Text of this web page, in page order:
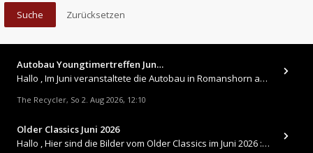
Autobau Youngtimertreffen Jun…
Hallo , Im Juni veranstaltete die Autobau in Romanshorn auf ihrem Gelände ein kleines Youngtimertreffen : https://up.
The Recycler, So 2. Aug 2026, 12:10
Older Classics Juni 2026
​Hallo , Hier sind die Bilder vom Older Classics im Juni 2026 : https://up.picr.de/51155940wd.jpg https://up.pic